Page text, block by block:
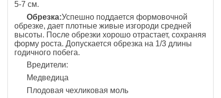
5-7 см.
Обрезка:Успешно поддается формовочной
обрезке, дает плотные живые изгороди средней
высоты. После обрезки хорошо отрастает, сохраняя
форму роста. Допускается обрезка на 1/3 длины
годичного побега.
Вредители:
Медведица
Плодовая чехликовая моль